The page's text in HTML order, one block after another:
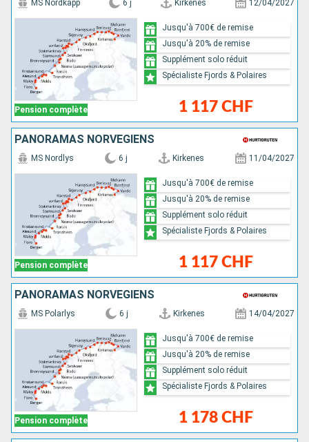
Pension complète
MS Nordkapp 6 j Kirkenes 12/04/2027
1 117 CHF
Jusqu'à 700€ de remise
Jusqu'à 20% de remise
Supplément solo réduit
Spécialiste Fjords & Polaires
PANORAMAS NORVÉGIENS
Pension complète
MS Nordlys 6 j Kirkenes 11/04/2027
1 117 CHF
Jusqu'à 700€ de remise
Jusqu'à 20% de remise
Supplément solo réduit
Spécialiste Fjords & Polaires
PANORAMAS NORVÉGIENS
Pension complète
MS Polarlys 6 j Kirkenes 14/04/2027
1 178 CHF
Jusqu'à 700€ de remise
Jusqu'à 20% de remise
Supplément solo réduit
Spécialiste Fjords & Polaires